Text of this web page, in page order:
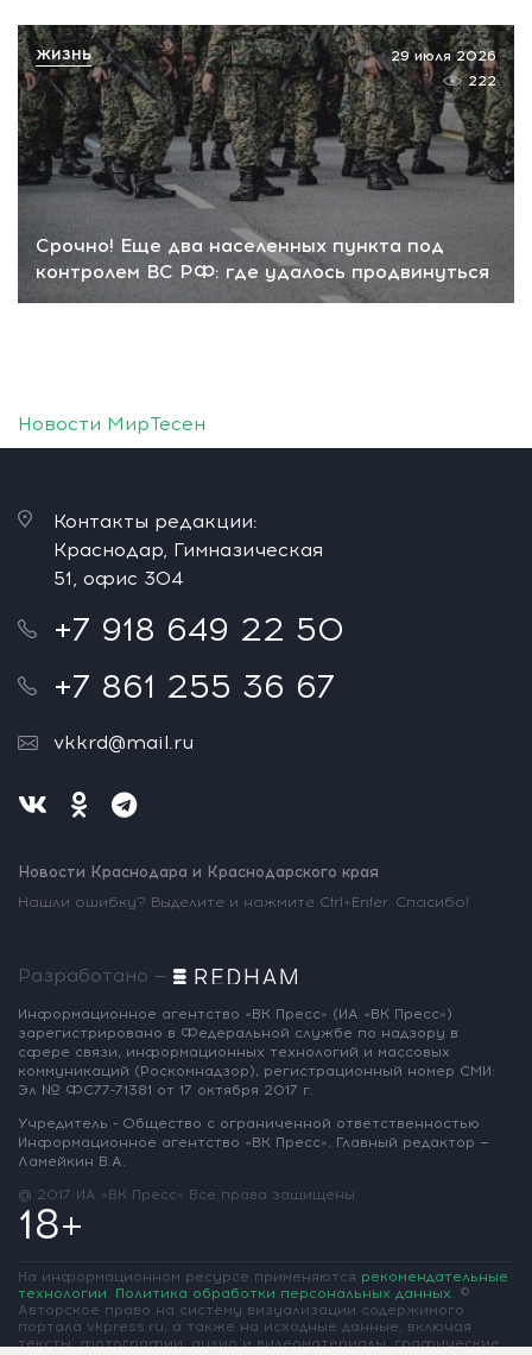
Срочно! Еще два населенных пункта под
контролем ВС РФ: где удалось продвинуться
29 июля 2026
222
ЖИЗНЬ
Новости МирТесен
Контакты редакции:
Краснодар, Гимназическая
51, офис 304
+7 918 649 22 50
+7 861 255 36 67
vkkrd@mail.ru
Новости Краснодара и Краснодарского края
Нашли ошибку? Выделите и нажмите Ctrl+Enter. Спасибо!
Разработано —
Информационное агентство «ВК Пресс» (ИА «ВК Пресс»)
зарегистрировано в Федеральной службе по надзору в
сфере связи, информационных технологий и массовых
коммуникаций (Роскомнадзор), регистрационный номер СМИ:
Эл № ФС77-71381 от 17 октября 2017 г.
Учредитель - Общество с ограниченной ответственностью
Информационное агентство «ВК Пресс». Главный редактор —
Ламейкин В.А.
@ 2017 ИА «ВК Пресс» Все права защищены
18+
На информационном ресурсе применяются рекомендательные
технологии. Политика обработки персональных данных. ©
Авторское право на систему визуализации содержимого
портала vkpress.ru, а также на исходные данные, включая
тексты, фотографии, аудио и видеоматериалы, графические